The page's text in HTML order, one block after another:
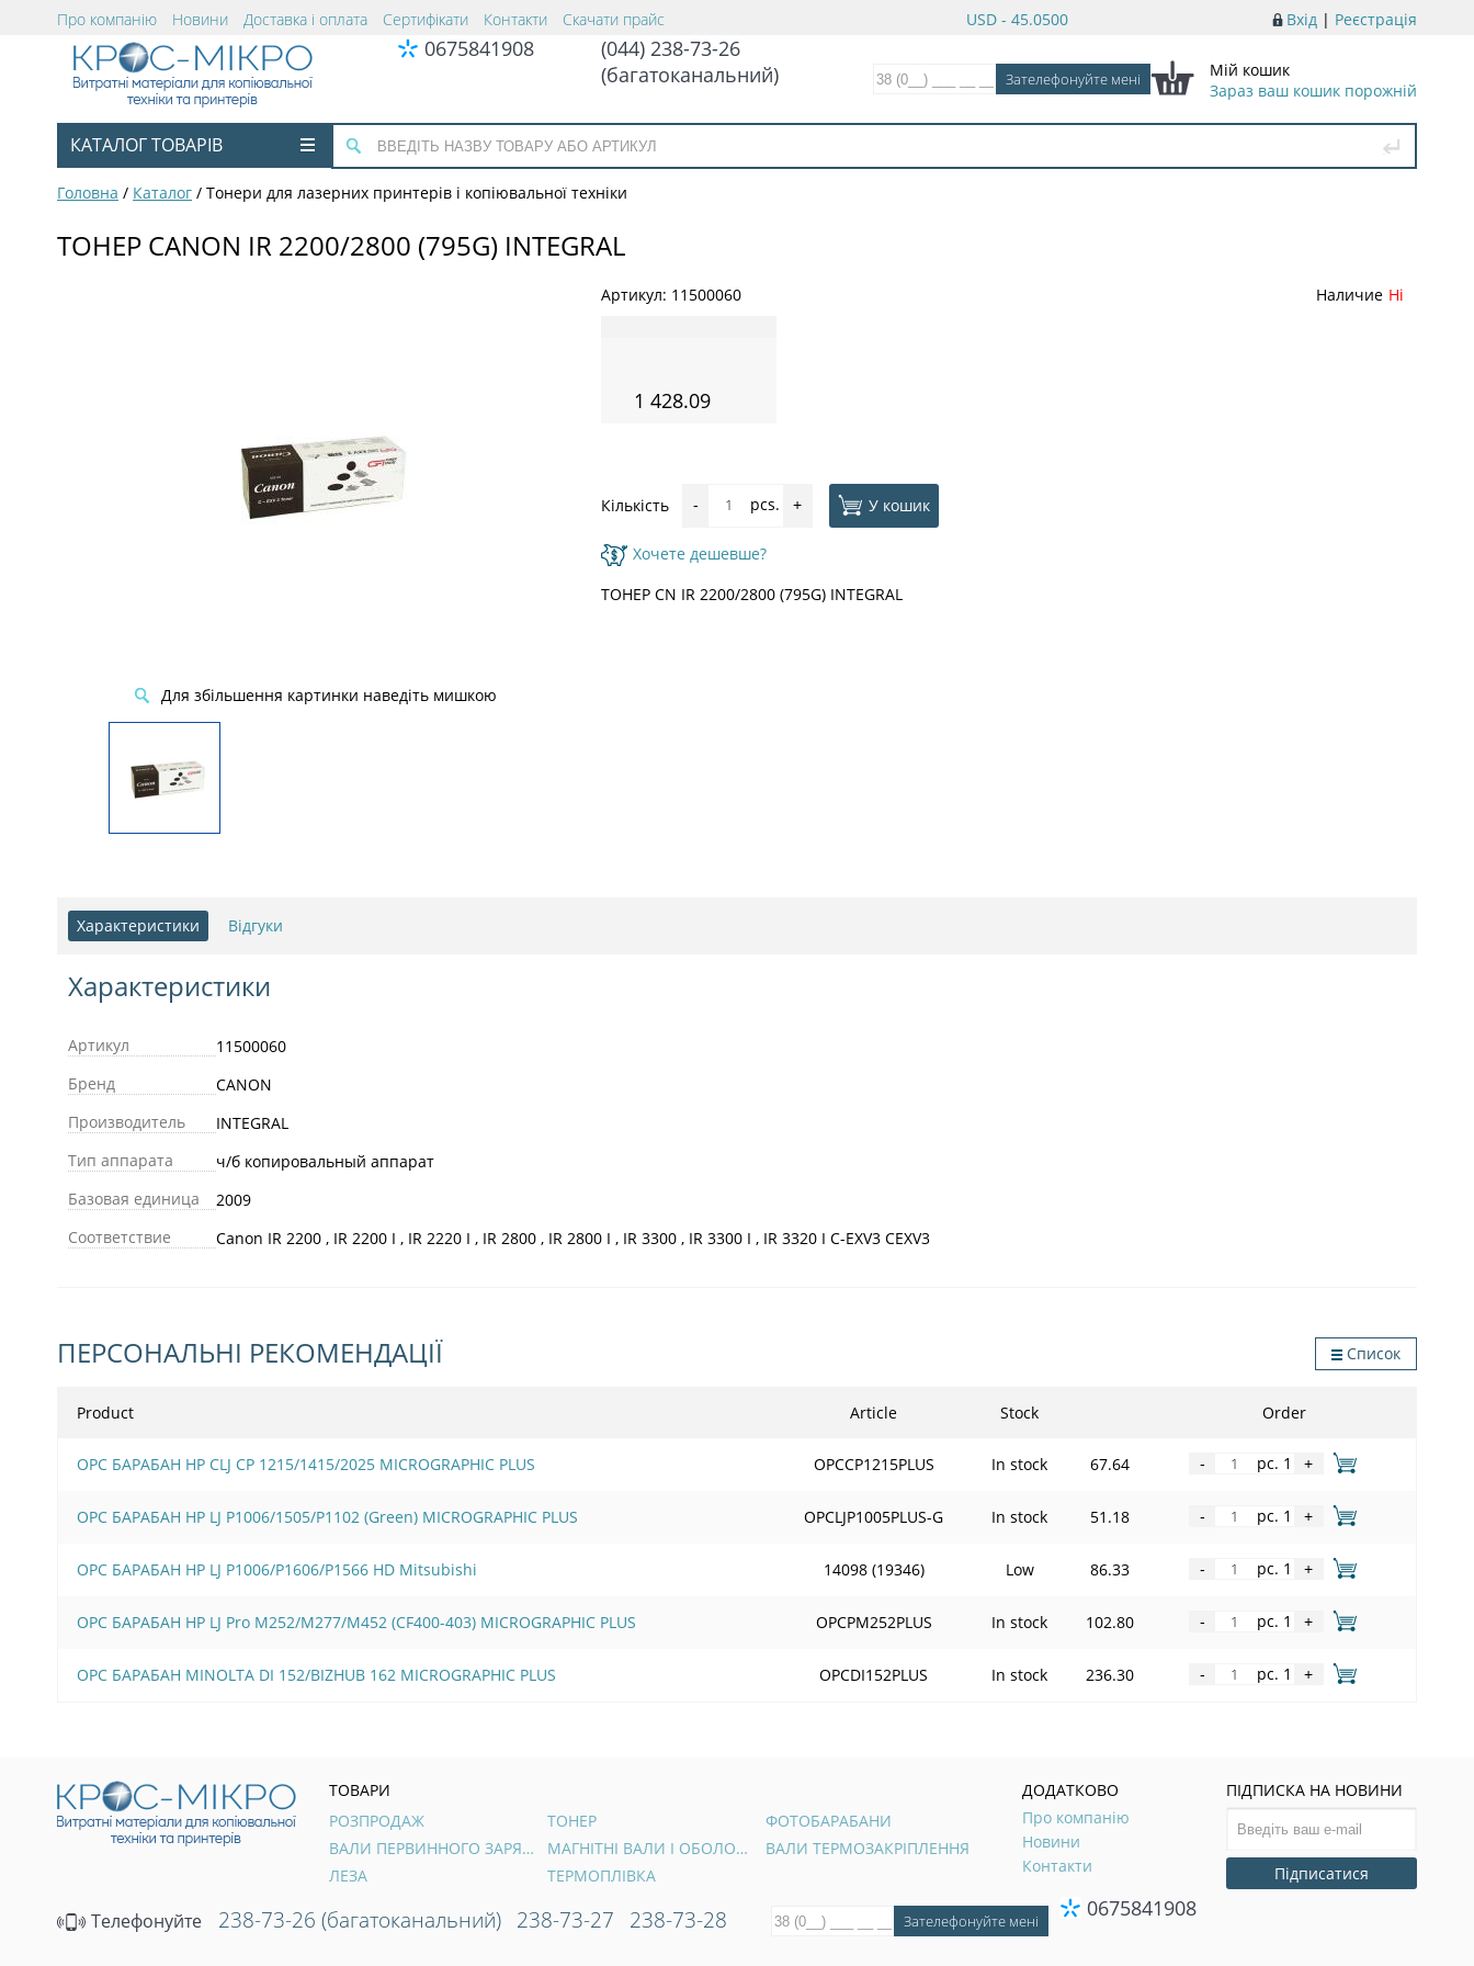
Вхід | Реєстрація
USD - 45.0500
Про компанію Новини Доставка і оплата Сертифікати Контакти Скачати прайс
0675841908
(044) 238-73-26
(багатоканальний)
Мій кошик
Зараз ваш кошик порожній
КАТАЛОГ ТОВАРІВ
Головна / Каталог / Тонери для лазерних принтерів і копіювальної техніки
ТОНЕР CANON IR 2200/2800 (795G) INTEGRAL
Для збільшення картинки наведіть мишкою
Артикул: 11500060 Наличие Ні
1 428.09
Кількість - pcs. + У кошик
Хочете дешевше?
ТОНЕР CN IR 2200/2800 (795G) INTEGRAL
Характеристики Відгуки
Характеристики
Артикул
11500060
Бренд
CANON
Производитель
INTEGRAL
Тип аппарата
ч/б копировальный аппарат
Базовая единица
2009
Соответствие
Canon IR 2200 , IR 2200 I , IR 2220 I , IR 2800 , IR 2800 I , IR 3300 , IR 3300 I , IR 3320 I C-EXV3 CEXV3
ПЕРСОНАЛЬНІ РЕКОМЕНДАЦІЇ Список
Product Article Stock Order
OPC БАРАБАН HP CLJ CP 1215/1415/2025 MICROGRAPHIC PLUS OPCCP1215PLUS In stock 67.64 - pc. 1 +
OPC БАРАБАН HP LJ P1006/1505/Р1102 (Green) MICROGRAPHIC PLUS OPCLJP1005PLUS-G In stock 51.18 - pc. 1 +
OPC БАРАБАН HP LJ P1006/Р1606/Р1566 HD Mitsubishi 14098 (19346) Low 86.33 - pc. 1 +
OPC БАРАБАН HP LJ Pro M252/M277/M452 (CF400-403) MICROGRAPHIC PLUS OPCPM252PLUS In stock 102.80 - pc. 1 +
OPC БАРАБАН MINOLTA DI 152/BIZHUB 162 MICROGRAPHIC PLUS OPCDI152PLUS In stock 236.30 - pc. 1 +
ТОВАРИ
РОЗПРОДАЖ
ТОНЕР
ФОТОБАРАБАНИ
ВАЛИ ПЕРВИННОГО ЗАРЯДУ
МАГНІТНІ ВАЛИ І ОБОЛОНКИ
ВАЛИ ТЕРМОЗАКРІПЛЕННЯ
ЛЕЗА
ТЕРМОПЛІВКА
ДОДАТКОВО
Про компанію
Новини
Контакти
ПІДПИСКА НА НОВИНИ
Підписатися
Телефонуйте 238-73-26 (багатоканальний) 238-73-27 238-73-28 0675841908